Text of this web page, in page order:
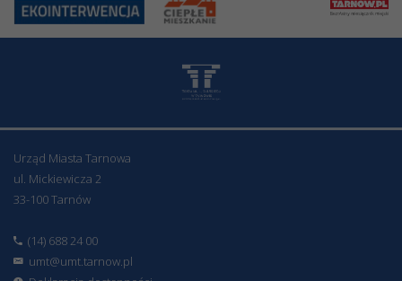
Urząd Miasta Tarnowa
ul. Mickiewicza 2
33-100 Tarnów
(14) 688 24 00
umt@umt.tarnow.pl